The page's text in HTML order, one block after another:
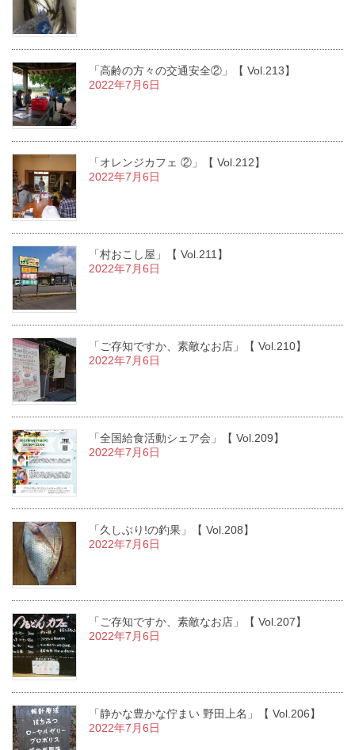
「高齢の方々の交通安全②」【 Vol.213】
2022年7月6日
「オレンジカフェ ②」【 Vol.212】
2022年7月6日
「村おこし屋」【 Vol.211】
2022年7月6日
「ご存知ですか、素敵なお店」【 Vol.210】
2022年7月6日
「全国給食活動シェア会」【 Vol.209】
2022年7月6日
「久しぶり!の釣果」【 Vol.208】
2022年7月6日
「ご存知ですか、素敵なお店」【 Vol.207】
2022年7月6日
「静かな豊かな佇まい 野田上名」【 Vol.206】
2022年7月6日